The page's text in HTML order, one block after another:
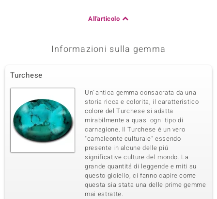
All'articolo
Informazioni sulla gemma
Turchese
Un´antica gemma consacrata da una
storia ricca e colorita, il caratteristico
colore del Turchese si adatta
mirabilmente a quasi ogni tipo di
carnagione. Il Turchese é un vero
"camaleonte culturale" essendo
presente in alcune delle piú
significative culture del mondo. La
grande quantitá di leggende e miti su
questo gioiello, ci fanno capire come
questa sia stata una delle prime gemme
mai estratte.